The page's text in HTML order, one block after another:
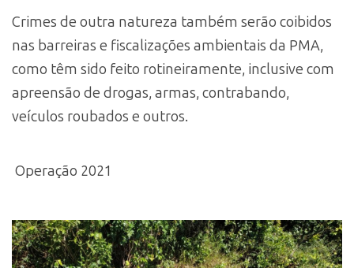
Crimes de outra natureza também serão coibidos
nas barreiras e fiscalizações ambientais da PMA,
como têm sido feito rotineiramente, inclusive com
apreensão de drogas, armas, contrabando,
veículos roubados e outros.
Operação 2021